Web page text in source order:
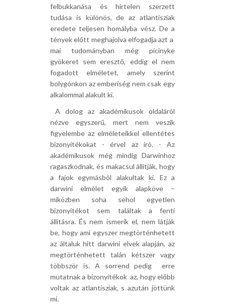
felbukkanása és hirtelen szerzett
tudása is különös, de az atlantisziak
eredete teljesen homályba vész. De a
tények előtt meghajolva elfogadja azt a 
mai tudományban még picinyke
gyökeret sem eresztő, eddig el nem
fogadott elméletet, amely szerint
bolygónkon az emberiség nem csak egy
alkalommal alakult ki.
 A dolog az akadémikusok oldaláról
nézve egyszerű, mert nem veszik
figyelembe az elméleteikkel ellentétes
bizonyítékokat - érvel az író. - Az
akadémikusok még mindig Darwinhoz
ragaszkodnak, és makacsul állítják, hogy
a fajok egymásból alakultak ki. Ez a
darwini elmélet egyik alapköve –
miközben soha sehol egyetlen
bizonyítékot sem találtak a fenti
állításra. És nem ismerik el, nem látják
be, hogy ami egyszer megtörténhetett
az általuk hitt darwini elvek alapján, az
megtörténhetett talán kétszer vagy
többször is. A sorrend pedig  erre
mutatnak a bizonyítékok  az, hogy előbb
voltak az atlantisziak, s azután jöttünk
mi.